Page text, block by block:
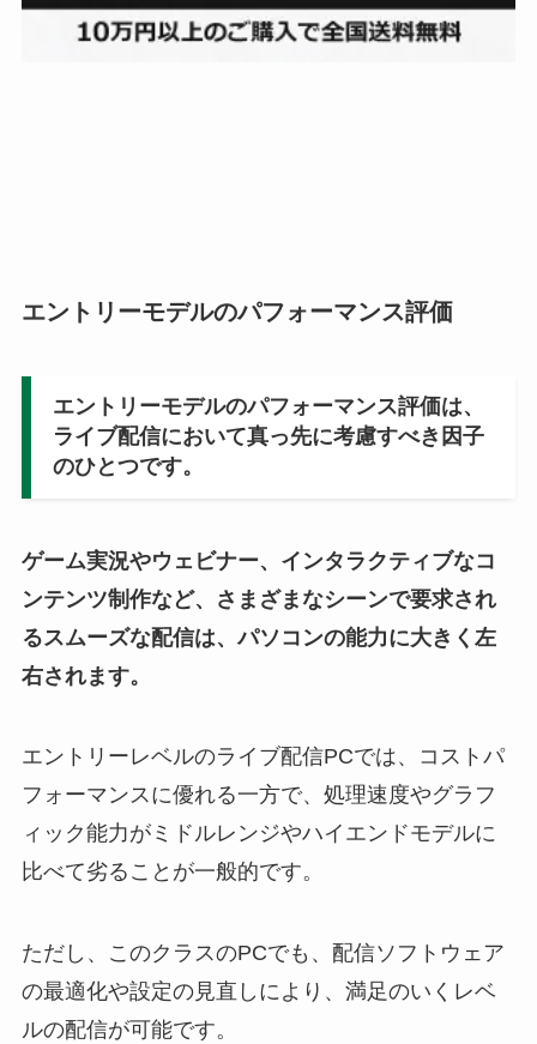
エントリーモデルのパフォーマンス評価
エントリーモデルのパフォーマンス評価は、
ライブ配信において真っ先に考慮すべき因子
のひとつです。
ゲーム実況やウェビナー、インタラクティブなコ
ンテンツ制作など、さまざまなシーンで要求され
るスムーズな配信は、パソコンの能力に大きく左
右されます。
エントリーレベルのライブ配信PCでは、コストパ
フォーマンスに優れる一方で、処理速度やグラフ
ィック能力がミドルレンジやハイエンドモデルに
比べて劣ることが一般的です。
ただし、このクラスのPCでも、配信ソフトウェア
の最適化や設定の見直しにより、満足のいくレベ
ルの配信が可能です。